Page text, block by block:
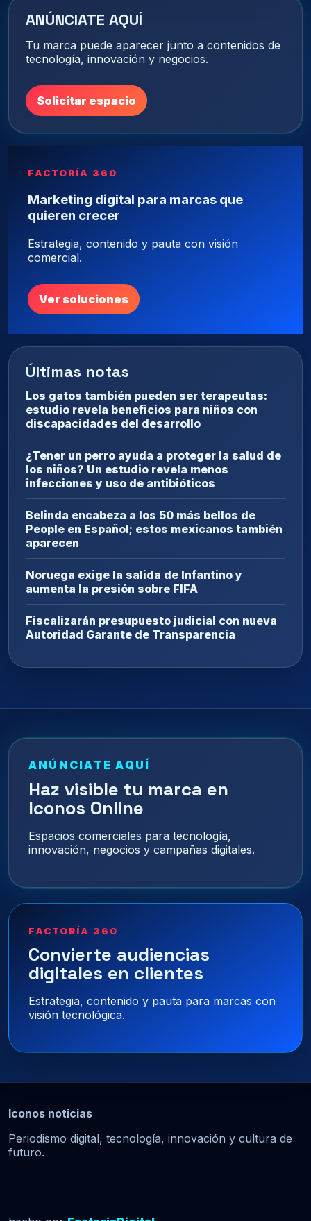
ANÚNCIATE AQUÍ
Tu marca puede aparecer junto a contenidos de
tecnología, innovación y negocios.
Solicitar espacio
FACTORÍA 360
Marketing digital para marcas que
quieren crecer
Estrategia, contenido y pauta con visión
comercial.
Ver soluciones
Últimas notas
Los gatos también pueden ser terapeutas:
estudio revela beneficios para niños con
discapacidades del desarrollo
¿Tener un perro ayuda a proteger la salud de
los niños? Un estudio revela menos
infecciones y uso de antibióticos
Belinda encabeza a los 50 más bellos de
People en Español; estos mexicanos también
aparecen
Noruega exige la salida de Infantino y
aumenta la presión sobre FIFA
Fiscalizarán presupuesto judicial con nueva
Autoridad Garante de Transparencia
ANÚNCIATE AQUÍ
Haz visible tu marca en
Iconos Online
Espacios comerciales para tecnología,
innovación, negocios y campañas digitales.
FACTORÍA 360
Convierte audiencias
digitales en clientes
Estrategia, contenido y pauta para marcas con
visión tecnológica.
Iconos noticias
Periodismo digital, tecnología, innovación y cultura de
futuro.